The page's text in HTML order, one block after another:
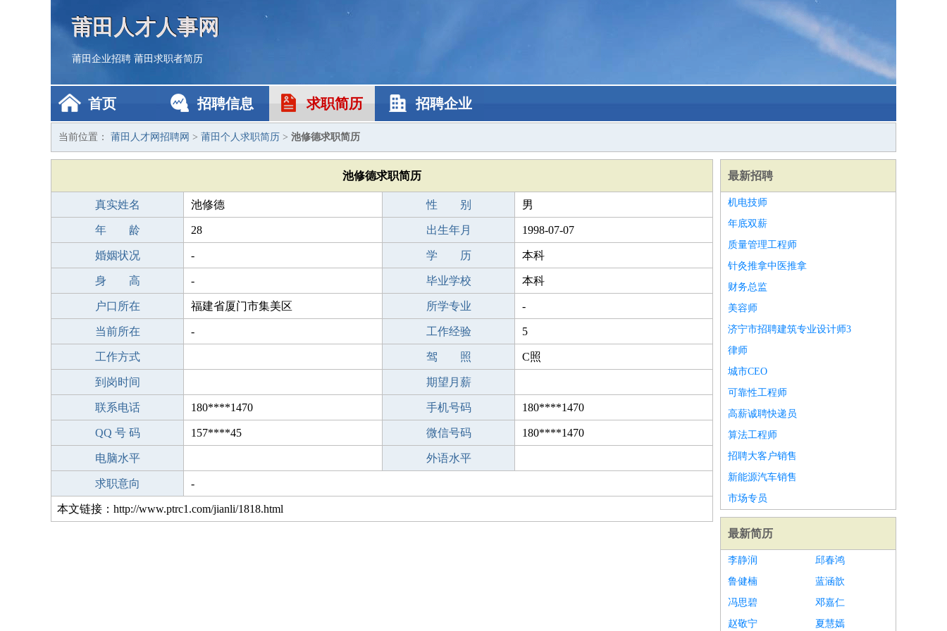
莆田人才人事网
莆田企业招聘 莆田求职者简历
首页 招聘信息 求职简历 招聘企业
当前位置： 莆田人才网招聘网 > 莆田个人求职简历 > 池修德求职简历
池修德求职简历
真实姓名 池修德 性 别 男
年 龄 28 出生年月 1998-07-07
婚姻状况 - 学 历 本科
身 高 - 毕业学校 本科
户口所在 福建省厦门市集美区 所学专业 -
当前所在 - 工作经验 5
工作方式 驾 照 C照
到岗时间 期望月薪
联系电话 180****1470 手机号码 180****1470
QQ 号 码 157****45 微信号码 180****1470
电脑水平 外语水平
求职意向 -
本文链接：http://www.ptrc1.com/jianli/1818.html
最新招聘
机电技师
年底双薪
质量管理工程师
针灸推拿中医推拿
财务总监
美容师
济宁市招聘建筑专业设计师3
律师
城市CEO
可靠性工程师
高薪诚聘快递员
算法工程师
招聘大客户销售
新能源汽车销售
市场专员
最新简历
李静润
邱春鸿
鲁健楠
蓝涵歆
冯思碧
邓嘉仁
赵敬宁
夏慧嫣